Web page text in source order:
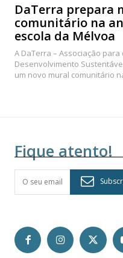
DaTerra prepara
comunitário na
escola da Mélvoa
A DaTerra – Associação para
Desenvolvimento
um novo mural comunitário
Fique atento!